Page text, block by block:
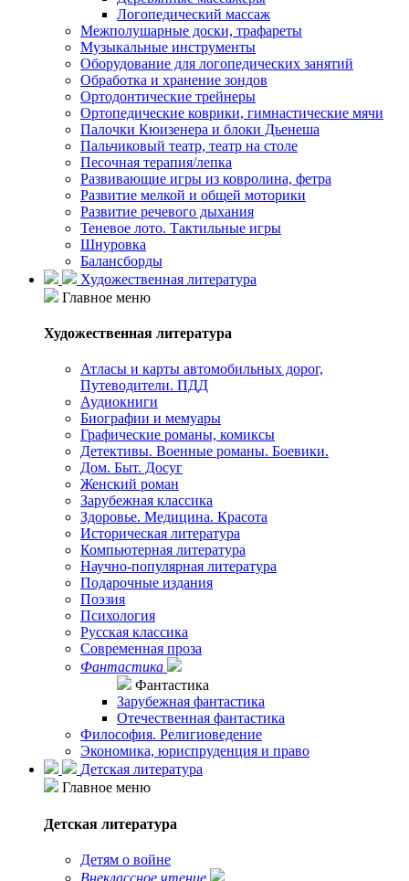
Логопедический массаж
Межполушарные доски, трафареты
Музыкальные инструменты
Оборудование для логопедических занятий
Обработка и хранение зондов
Ортодонтические трейнеры
Ортопедические коврики, гимнастические мячи
Палочки Кюизенера и блоки Дьенеша
Пальчиковый театр, театр на столе
Песочная терапия/лепка
Развивающие игры из ковролина, фетра
Развитие мелкой и общей моторики
Развитие речевого дыхания
Теневое лото. Тактильные игры
Шнуровка
Балансборды
Художественная литература
Главное меню
Художественная литература
Атласы и карты автомобильных дорог,
Путеводители. ПДД
Аудиокниги
Биографии и мемуары
Графические романы, комиксы
Детективы. Военные романы. Боевики.
Дом. Быт. Досуг
Женский роман
Зарубежная классика
Здоровье. Медицина. Красота
Историческая литература
Компьютерная литература
Научно-популярная литература
Подарочные издания
Поэзия
Психология
Русская классика
Современная проза
Фантастика
Фантастика
Зарубежная фантастика
Отечественная фантастика
Философия. Религиоведение
Экономика, юриспруденция и право
Детская литература
Главное меню
Детская литература
Детям о войне
Внеклассное чтение